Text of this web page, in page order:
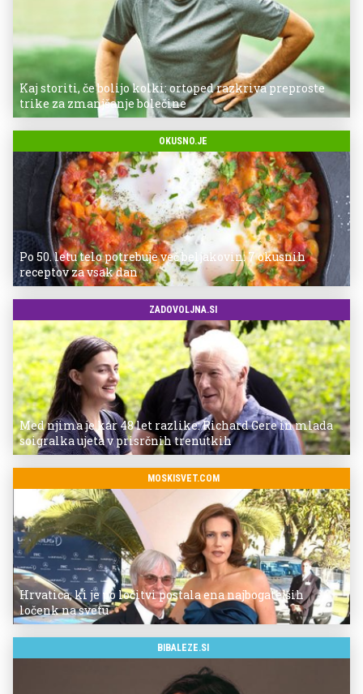
Kaj storiti, če bolijo kolki: ortoped razkriva preproste
trike za zmanjšanje bolečine
OKUSNO.JE
Po 50. letu telo potrebuje več beljakovin: 7 okusnih
receptov za vsak dan
ZADOVOLJNA.SI
Med njima je kar 48 let razlike: Richard Gere in mlada
soigralka ujeta v prisrčnih trenutkih
MOSKISVET.COM
Hrvatica, ki je po ločitvi postala ena najbogatejših
ločenk na svetu
BIBALEZE.SI